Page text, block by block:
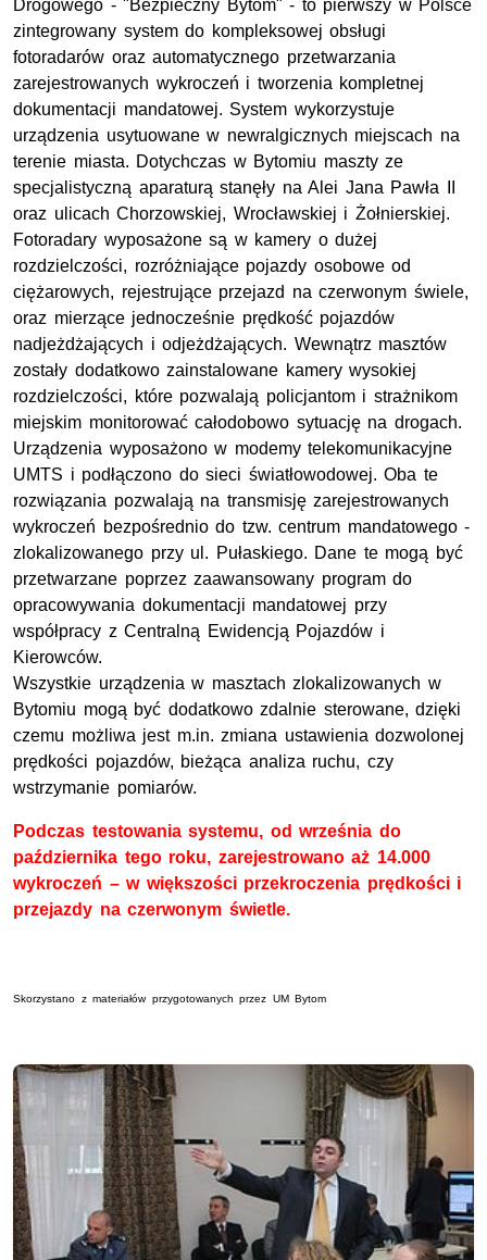
Drogowego - "Bezpieczny Bytom" - to pierwszy w Polsce
zintegrowany system do kompleksowej obsługi
fotoradarów oraz automatycznego przetwarzania
zarejestrowanych wykroczeń i tworzenia kompletnej
dokumentacji mandatowej. System wykorzystuje
urządzenia usytuowane w newralgicznych miejscach na
terenie miasta. Dotychczas w Bytomiu maszty ze
specjalistyczną aparaturą stanęły na Alei Jana Pawła II
oraz ulicach Chorzowskiej, Wrocławskiej i Żołnierskiej.
Fotoradary wyposażone są w kamery o dużej
rozdzielczości, rozróżniające pojazdy osobowe od
ciężarowych, rejestrujące przejazd na czerwonym świele,
oraz mierzące jednocześnie prędkość pojazdów
nadjeżdżających i odjeżdżających. Wewnątrz masztów
zostały dodatkowo zainstalowane kamery wysokiej
rozdzielczości, które pozwalają policjantom i strażnikom
miejskim monitorować całodobowo sytuację na drogach.
Urządzenia wyposażono w modemy telekomunikacyjne
UMTS i podłączono do sieci światłowodowej. Oba te
rozwiązania pozwalają na transmisję zarejestrowanych
wykroczeń bezpośrednio do tzw. centrum mandatowego -
zlokalizowanego przy ul. Pułaskiego. Dane te mogą być
przetwarzane poprzez zaawansowany program do
opracowywania dokumentacji mandatowej przy
współpracy z Centralną Ewidencją Pojazdów i
Kierowców.
Wszystkie urządzenia w masztach zlokalizowanych w
Bytomiu mogą być dodatkowo zdalnie sterowane, dzięki
czemu możliwa jest m.in. zmiana ustawienia dozwolonej
prędkości pojazdów, bieżąca analiza ruchu, czy
wstrzymanie pomiarów.
Podczas testowania systemu, od września do
października tego roku, zarejestrowano aż 14.000
wykroczeń – w większości przekroczenia prędkości i
przejazdy na czerwonym świetle.
Skorzystano z materiałów przygotowanych przez UM Bytom